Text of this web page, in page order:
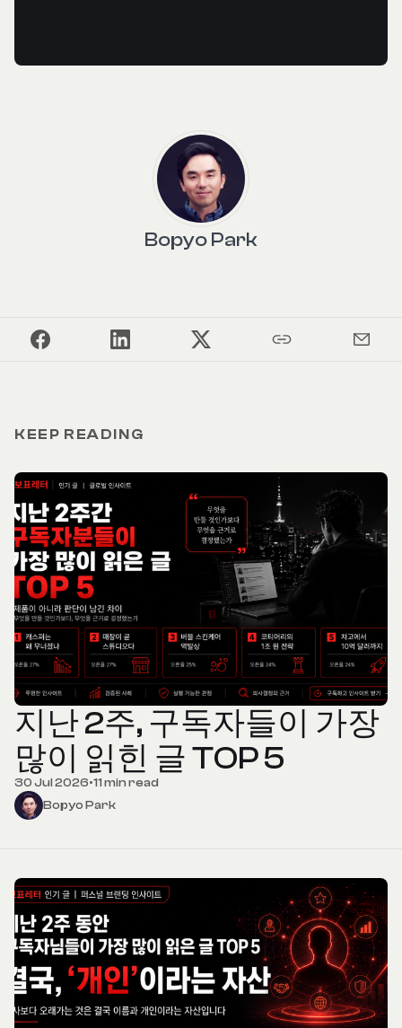
Bopyo Park
KEEP READING
지난 2주, 구독자들이 가장
많이 읽힌 글 TOP 5
30 Jul 2026•11 min read
Bopyo Park